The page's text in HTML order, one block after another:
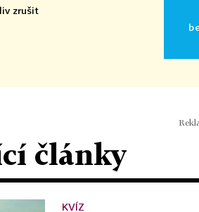
zrušit
články
KVÍZ